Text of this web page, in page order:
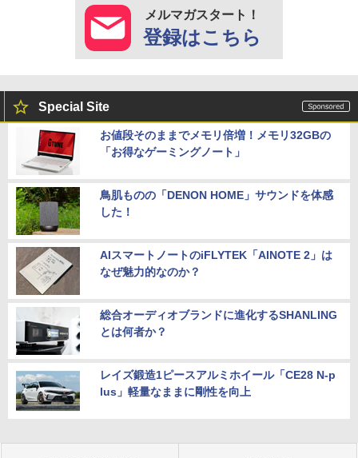
メルマガスタート！
登録はこちら
Special Site
お値段そのままでメモリ倍増！メモリ32GBの
「お得なゲーミングノート」
鳥肌ものの「DENON HOME」サウンドを体感
した！
AIスマートノートのiFLYTEK「AINOTE 2」は
なぜ魅力的なのか？
総合オーディオブランドに進化するSHANLING
とは何者か？
レイズ鍛造1ピースアルミホイール「CE28 N-p
lus」軽量なままに剛性を向上